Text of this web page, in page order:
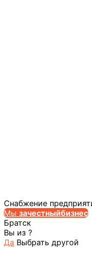
Снабжение
Мы зачестныйбизнес
Братск
Вы из ?
Да Выбрать другой